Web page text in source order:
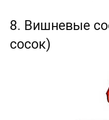
8. Вишневые
сосок)